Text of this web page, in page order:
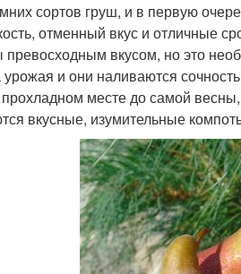
сортов груш, и в первую
отменный вкус и отличные
превосходным вкусом, но это
урожая и они наливаются
месте до самой
вкусные, изумительные